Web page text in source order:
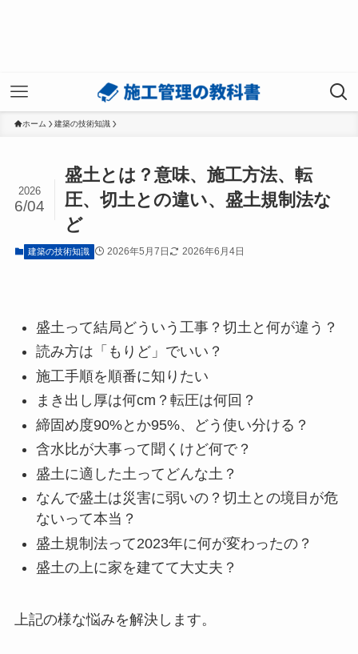
ホーム 建築の技術知識
盛土とは？意味、施工方法、転
圧、切土との違い、盛土規制法な
ど
2026
6/04
建築の技術知識 2026年5月7日 2026年6月4日
盛土って結局どういう工事？切土と何が違う？
読み方は「もりど」でいい？
施工手順を順番に知りたい
まき出し厚は何cm？転圧は何回？
締固め度90%とか95%、どう使い分ける？
含水比が大事って聞くけど何で？
盛土に適した土ってどんな土？
なんで盛土は災害に弱いの？切土との境目が危
ないって本当？
盛土規制法って2023年に何が変わったの？
盛土の上に家を建てて大丈夫？
上記の様な悩みを解決します。